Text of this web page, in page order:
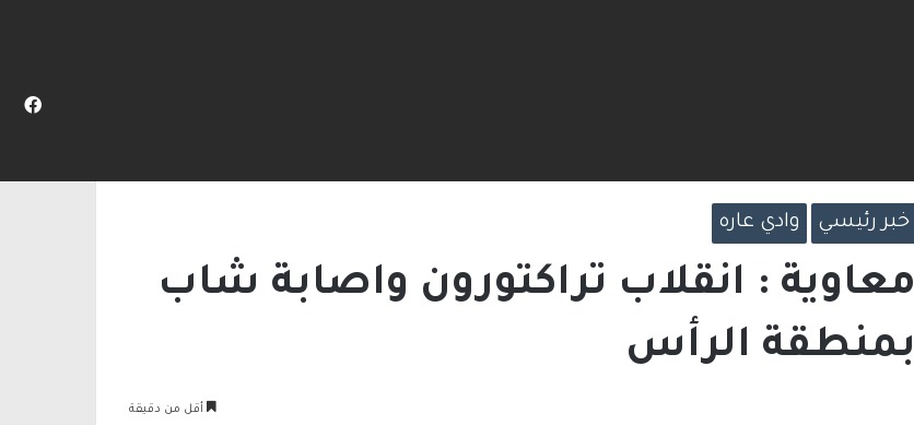
عن
خبر رئيسي وادي عاره
معاوية : انقلاب تراكتورون واصابة شاب
بمنطقة الرأس
أقل من دقيقة